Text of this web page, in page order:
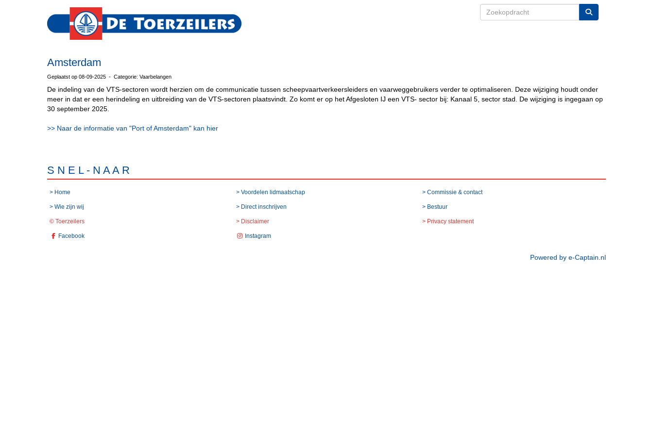
Amsterdam
Geplaatst op 08-09-2025 - Categorie: Vaarbelangen
De indeling van de VTS-sectoren wordt herzien om de communicatie tussen scheepvaartverkeersleiders en vaarweggebruikers verder te optimaliseren. Deze wijziging houdt onder
meer in dat er een herindeling en uitbreiding van de VTS-sectoren plaatsvindt. Zo komt er op het Afgesloten IJ een VTS- sector bij: Kanaal 5, sector stad. De wijziging is ingegaan op
30 september 2025.
>> Naar de informatie van "Port of Amsterdam" kan hier
S N E L - N A A R
> Home > Voordelen lidmaatschap > Commissie & contact
> Wie zijn wij > Direct inschrijven > Bestuur
© Toerzeilers > Disclaimer > Privacy statement
Facebook Instagram
Powered by e-Captain.nl